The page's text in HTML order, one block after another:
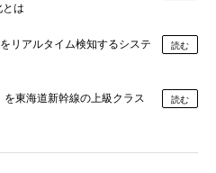
は
リアルタイム検知するシステ
読む
東海道新幹線の上級クラス
読む